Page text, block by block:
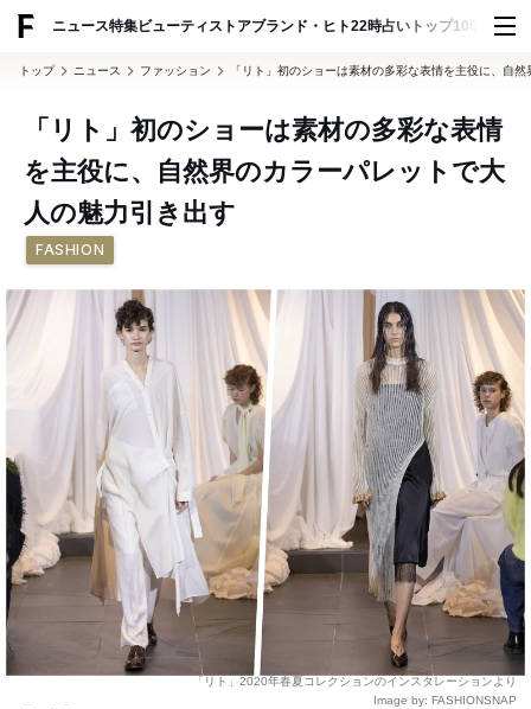
ニュース特集ビューティ ストアブランド・ヒト22時占い トップ100 スナッ
トップ ニュース ファッション 「リト」初のショーは素材の多彩な表情を主役に、自
「リト」初のショーは素材の多彩な表情
を主役に、自然界のカラーパレットで大
人の魅力引き出す
FASHION
「リト」2020年春夏コレクションのインスタレーションより
Image by: FASHIONSNAP